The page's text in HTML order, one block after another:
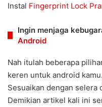
Instal Fingerprint Lock
Ingin menjaga
Android
Nah itulah beberapa
keren untuk android
Sesuaikan dengan selera
Demikian artikel kali ini